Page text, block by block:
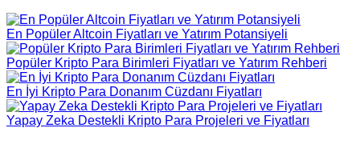
En Popüler Altcoin Fiyatları ve Yatırım Potansiyeli
Popüler Kripto Para Birimleri Fiyatları ve Yatırım Rehberi
En İyi Kripto Para Donanım Cüzdanı Fiyatları
Yapay Zeka Destekli Kripto Para Projeleri ve Fiyatları